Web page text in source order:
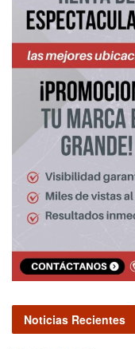
Noticias Recientes